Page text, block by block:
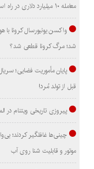
معامله ۱۰ میلیارد دلاری در راه است؟
واکسن یونیورسال کرونا
شد؛ مرگ کرونا قطعی شد؟
پایان مأموریت فضایی؛
قبل از تولد مُرد!
پیروزی تاریخی ویتنام در
موتور و قابلیت شنا روی آب